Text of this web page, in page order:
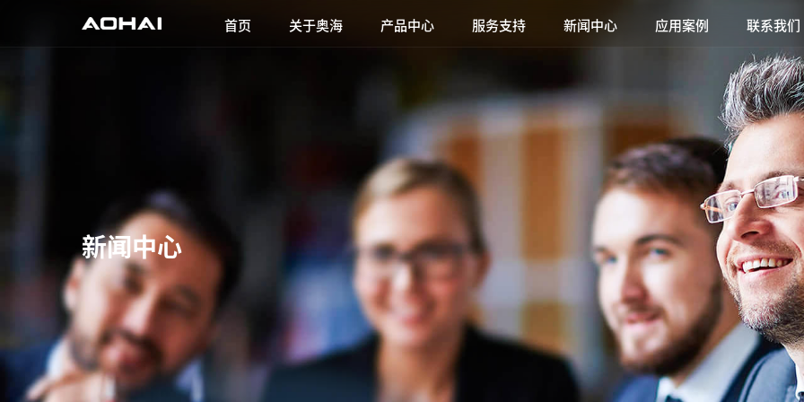
首页 关于奥海 产品中心 服务支持 新闻中心 应用案例 联系我们
新闻中心